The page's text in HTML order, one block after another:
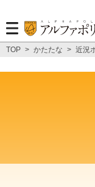
TOP > かたたな > 近況